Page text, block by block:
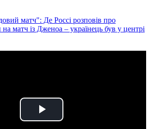
матч": Де Россі розповів про
матч із Дженоа – українець був у центрі
Play